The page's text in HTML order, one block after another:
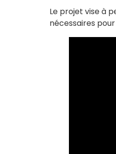
Le projet vise à
nécessaires